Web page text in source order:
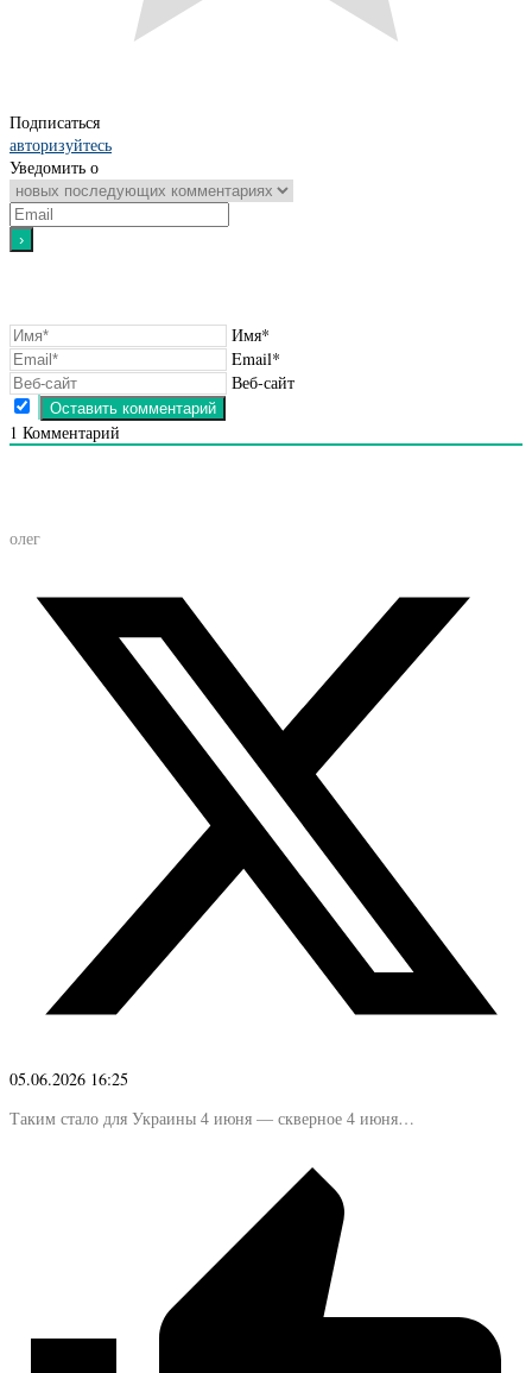
Подписаться
авторизуйтесь
Уведомить о
Имя*
Email*
Веб-сайт
1 Комментарий
олег
05.06.2026 16:25
Таким стало для Украины 4 июня — скверное 4 июня…